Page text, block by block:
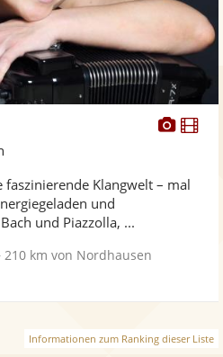
Fotos
Klangwelt – mal
und
und Piazzolla, ...
210 km von Nordhausen
Informationen zum Ranking dieser Liste